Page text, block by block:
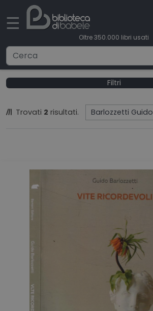
☰
Oltre 350.000 libri usati
Ricerca avanzata
SPEDIZIONI
CONTATTI
HOME
BLOG
CHI SIAMO
Filtri
Trovati 2 risultati. Barlozzetti Guido